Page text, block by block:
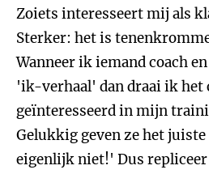
Zoiets interesseert mij als
Sterker: het is
Wanneer ik iemand coach
'ik-verhaal' dan draai ik het
geïnteresseerd in mijn
Gelukkig geven ze het
eigenlijk niet!' Dus